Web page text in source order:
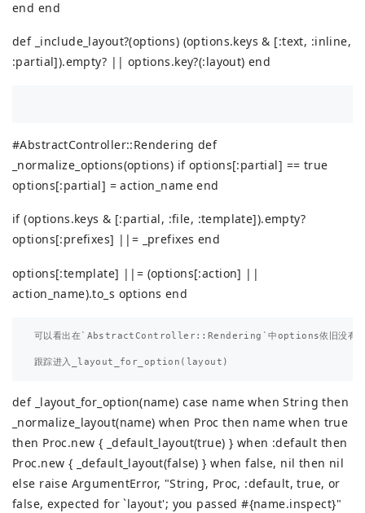
end end
def _include_layout?(options) (options.keys & [:text, :inline,
:partial]).empty? || options.key?(:layout) end
#AbstractController::Rendering def
_normalize_options(options) if options[:partial] == true
options[:partial] = action_name end
if (options.keys & [:partial, :file, :template]).empty?
options[:prefixes] ||= _prefixes end
options[:template] ||= (options[:action] ||
action_name).to_s options end
可以看出在`AbstractController::Rendering`中options依旧没有变
def _layout_for_option(name) case name when String then
_normalize_layout(name) when Proc then name when true
then Proc.new { _default_layout(true) } when :default then
Proc.new { _default_layout(false) } when false, nil then nil
else raise ArgumentError, "String, Proc, :default, true, or
false, expected for `layout'; you passed #{name.inspect}"